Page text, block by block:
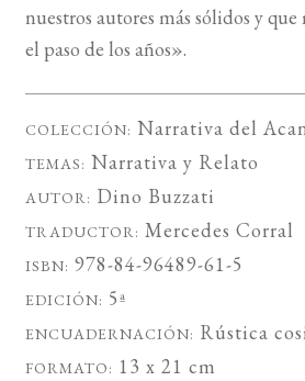
nuestros autores más sólidos y
el paso de los años».
COLECCIÓN: Narrativa del
TEMAS: Narrativa y Relato
AUTOR: Dino Buzzati
TRADUCTOR: Mercedes Corral
ISBN: 978-84-96489-61-5
EDICIÓN: 5ª
ENCUADERNACIÓN: Rústica
FORMATO: 13 x 21 cm